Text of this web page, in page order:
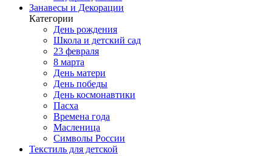
Занавесы и Декорации
Категории
День рождения
Школа и детский сад
23 февраля
8 марта
День матери
День победы
День космонавтики
Пасха
Времена года
Масленица
Символы России
Текстиль для детской